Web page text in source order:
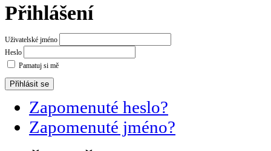
Přihlášení
Uživatelské jméno
Heslo
Pamatuj si mě
Zapomenuté heslo?
Zapomenuté jméno?